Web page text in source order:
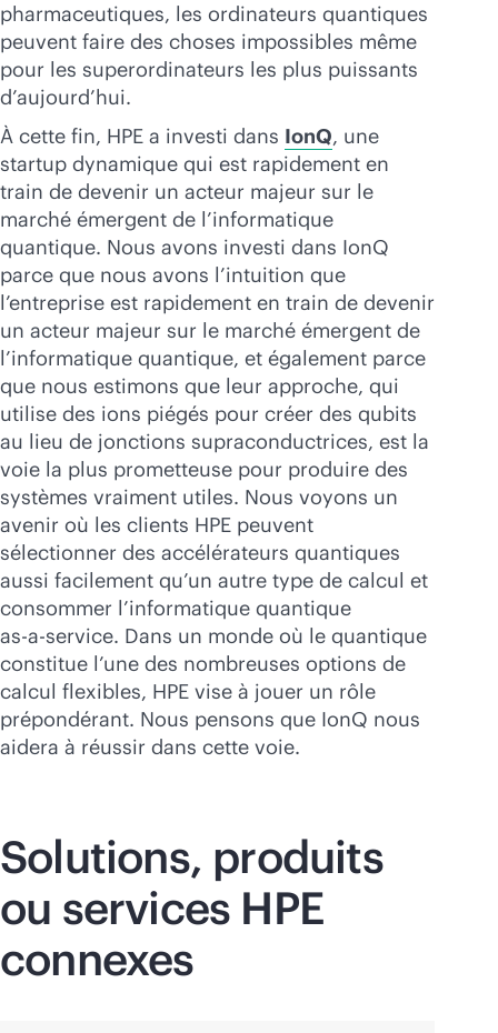
pharmaceutiques, les ordinateurs quantiques
peuvent faire des choses impossibles même
pour les superordinateurs les plus puissants
d’aujourd’hui.
À cette fin, HPE a investi dans IonQ, une
startup dynamique qui est rapidement en
train de devenir un acteur majeur sur le
marché émergent de l’informatique
quantique. Nous avons investi dans IonQ
parce que nous avons l’intuition que
l’entreprise est rapidement en train de devenir
un acteur majeur sur le marché émergent de
l’informatique quantique, et également parce
que nous estimons que leur approche, qui
utilise des ions piégés pour créer des qubits
au lieu de jonctions supraconductrices, est la
voie la plus prometteuse pour produire des
systèmes vraiment utiles. Nous voyons un
avenir où les clients HPE peuvent
sélectionner des accélérateurs quantiques
aussi facilement qu’un autre type de calcul et
consommer l’informatique quantique
as-a-service. Dans un monde où le quantique
constitue l’une des nombreuses options de
calcul flexibles, HPE vise à jouer un rôle
prépondérant. Nous pensons que IonQ nous
aidera à réussir dans cette voie.
Solutions, produits
ou services HPE
connexes